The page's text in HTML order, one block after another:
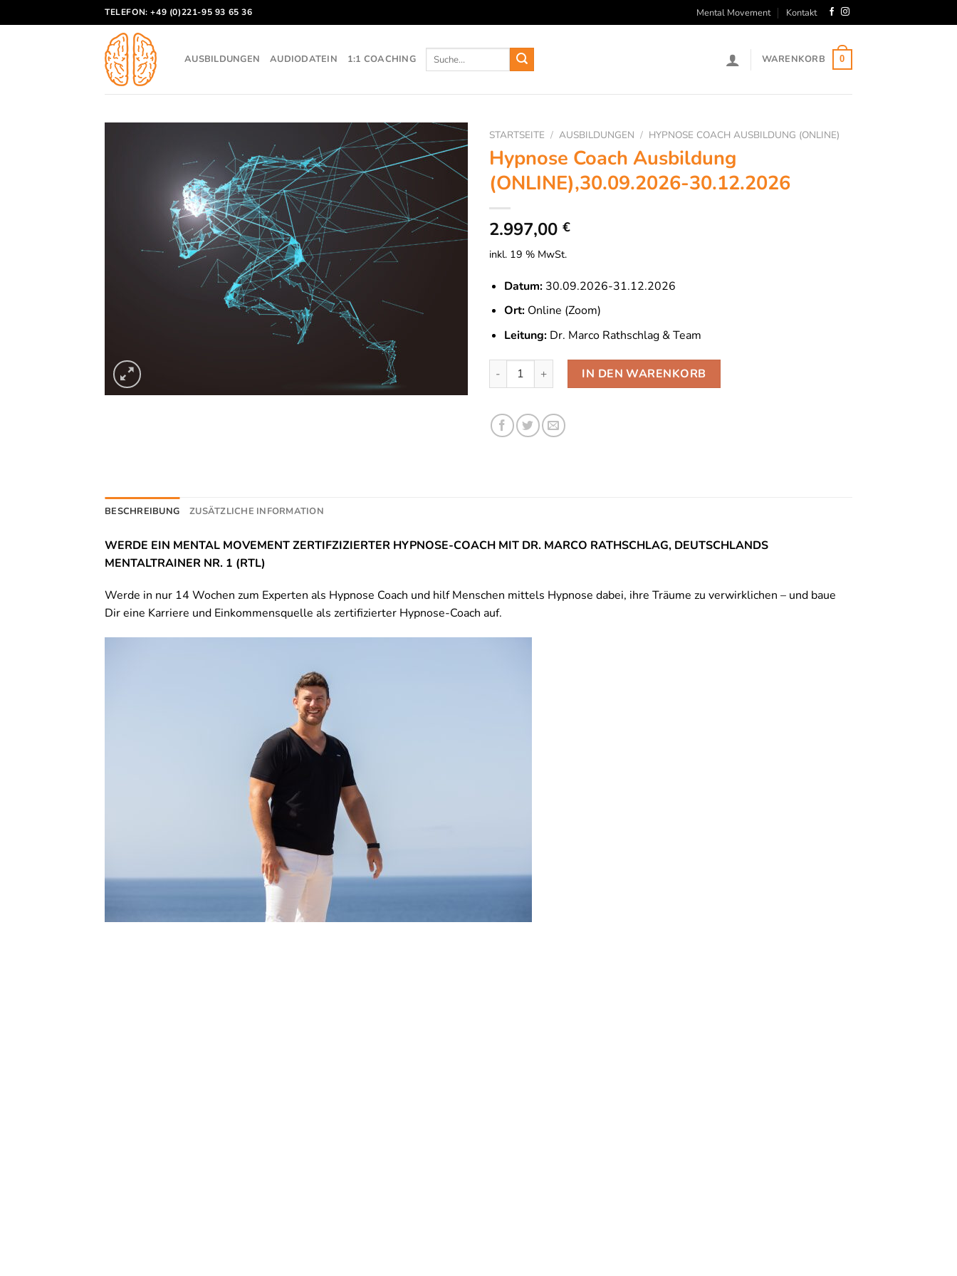
to
TELEFON: +49 (0)221-95 93 65 36 Mental Movement Kontakt
AUSBILDUNGEN AUDIODATEIN 1:1 COACHING
Suche
WARENKORB 0
STARTSEITE / AUSBILDUNGEN / HYPNOSE COACH AUSBILDUNG (ONLINE)
Hypnose Coach Ausbildung
(ONLINE),30.09.2026-30.12.2026
2.997,00 €
inkl. 19 % MwSt.
Datum:30.09.2026-31.12.2026
Ort:Online (Zoom)
Leitung:Dr. Marco Rathschlag & Team
Hypnose Coach Ausbildung (ONLINE),30.09.2026-30.12.2026 Menge
IN DEN WARENKORB
BESCHREIBUNG ZUSÄTZLICHE INFORMATION
WERDE EIN MENTAL MOVEMENT ZERTIFZIZIERTER HYPNOSE-COACH MIT DR. MARCO RATHSCHLAG, DEUTSCHLANDS
MENTALTRAINER NR. 1 (RTL)
Werde in nur 14 Wochen zum Experten als Hypnose Coach und hilf Menschen mittels Hypnose dabei, ihre Träume zu verwirklichen – und baue
Dir eine Karriere und Einkommensquelle als zertifizierter Hypnose-Coach auf.